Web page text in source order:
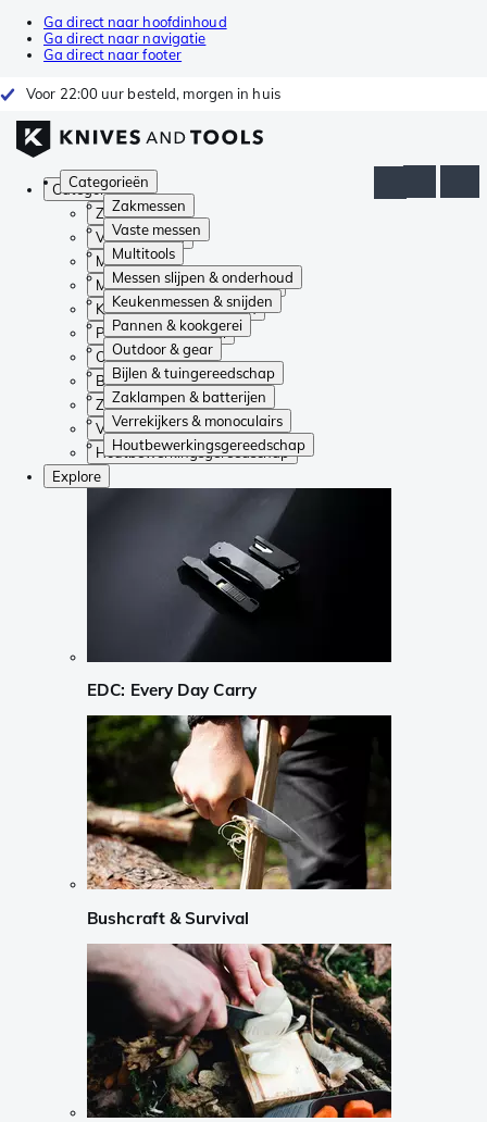
Ga direct naar hoofdinhoud
Ga direct naar navigatie
Ga direct naar footer
Voor 22:00 uur besteld, morgen in huis
Categorieën
Zakmessen
Vaste messen
Multitools
Messen slijpen & onderhoud
Keukenmessen & snijden
Pannen & kookgerei
Outdoor & gear
Bijlen & tuingereedschap
Zaklampen & batterijen
Verrekijkers & monoculairs
Houtbewerkingsgereedschap
Categorieën
Zakmessen
Vaste messen
Multitools
Messen slijpen & onderhoud
Keukenmessen & snijden
Pannen & kookgerei
Outdoor & gear
Bijlen & tuingereedschap
Zaklampen & batterijen
Verrekijkers & monoculairs
Houtbewerkingsgereedschap
Explore
EDC: Every Day Carry
Bushcraft & Survival